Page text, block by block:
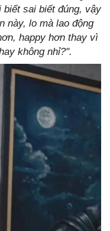
biết sai biết đúng, vậy
này, lo mà lao động
happy hơn thay vì
không nhỉ?".